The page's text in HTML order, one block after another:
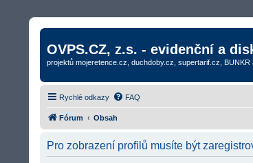
OVPS.CZ, z.s. - evidenční a
projektů mojeretence.cz, duchdoby.cz, supertarif.cz, BUNKR
Rychlé odkazy FAQ
Fórum Obsah
Pro zobrazení profilů musíte být